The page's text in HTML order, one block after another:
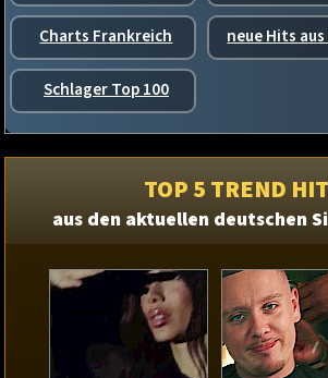
Charts Frankreich neue Hits
Schlager Top 100
TOP 5 TREND
aus den aktuellen deutschen